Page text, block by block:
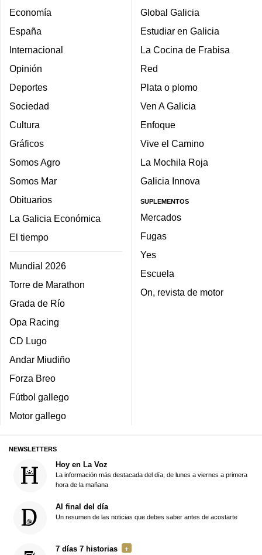
Economía
España
Internacional
Opinión
Deportes
Sociedad
Cultura
Gráficos
Somos Agro
Somos Mar
Obituarios
La Galicia Económica
El tiempo
Mundial 2026
Torre de Marathon
Grada de Río
Opa Racing
CD Lugo
Andar Miudiño
Forza Breo
Fútbol gallego
Motor gallego
Global Galicia
Estudiar en Galicia
La Cocina de Frabisa
Red
Plata o plomo
Ven A Galicia
Enfoque
Vive el Camino
La Mochila Roja
Galicia Innova
SUPLEMENTOS
Mercados
Fugas
Yes
Escuela
On, revista de motor
NEWSLETTERS
Hoy en La Voz
La información más destacada del día, de lunes a viernes a primera
hora de la mañana
Al final del día
Un resumen de las noticias que debes saber antes de acostarte
7 días 7 historias